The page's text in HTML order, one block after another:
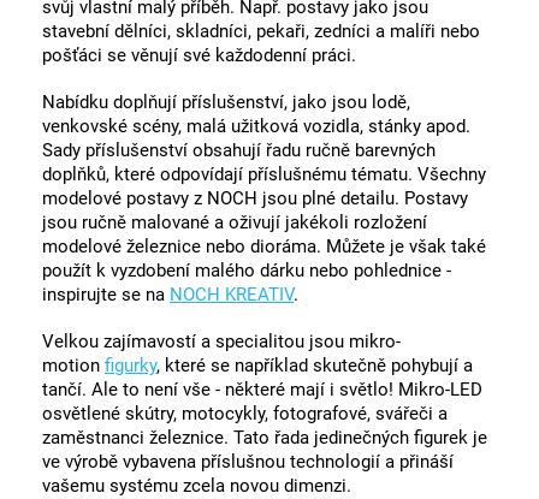
svůj vlastní malý příběh. Např. postavy jako jsou
stavební dělníci, skladníci, pekaři, zedníci a malíři nebo
pošťáci se věnují své každodenní práci.
Nabídku doplňují příslušenství, jako jsou lodě,
venkovské scény, malá užitková vozidla, stánky apod.
Sady příslušenství obsahují řadu ručně barevných
doplňků, které odpovídají příslušnému tématu. Všechny
modelové postavy z NOCH jsou plné detailu. Postavy
jsou ručně malované a oživují jakékoli rozložení
modelové železnice nebo dioráma. Můžete je však také
použít k vyzdobení malého dárku nebo pohlednice -
inspirujte se na NOCH KREATIV.
Velkou zajímavostí a specialitou jsou mikro-
motion figurky, které se například skutečně pohybují a
tančí. Ale to není vše - některé mají i světlo! Mikro-LED
osvětlené skútry, motocykly, fotografové, svářeči a
zaměstnanci železnice. Tato řada jedinečných figurek je
ve výrobě vybavena příslušnou technologií a přináší
vašemu systému zcela novou dimenzi.